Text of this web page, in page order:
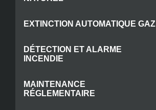
EXTINCTION AUTOMATIQUE GAZ
DÉTECTION ET ALARME
INCENDIE
MAINTENANCE
RÉGLEMENTAIRE